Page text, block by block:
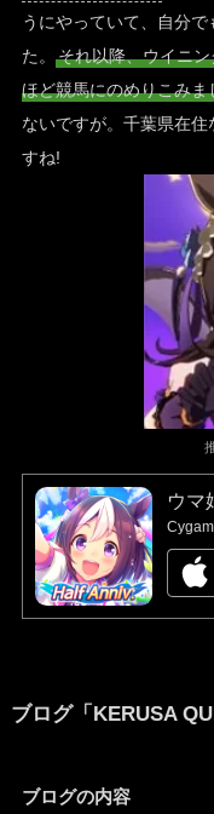
うにやっていて、自分
た。
それ以降、ウイニ
ほど競馬にのめりこみま
ないですが。千葉県在
すね!
ウマ
ブログ「KERUSA
ブログの内容